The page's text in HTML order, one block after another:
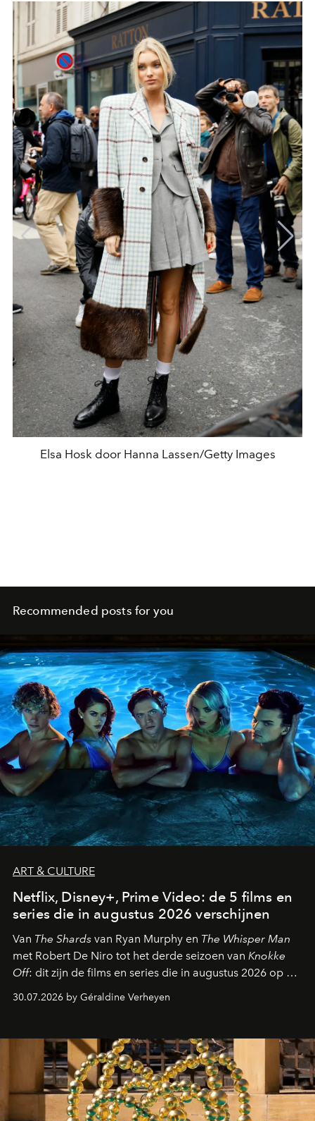
Elsa Hosk door Hanna Lassen/Getty Images
Recommended posts for you
ART & CULTURE
Netflix, Disney+, Prime Video: de 5 films en
series die in augustus 2026 verschijnen
Van The Shards van Ryan Murphy en The Whisper Man
met Robert De Niro tot het derde seizoen van Knokke
Off: dit zijn de films en series die in augustus 2026 op de
streamingplatformen verschijnen.
30.07.2026 by Géraldine Verheyen